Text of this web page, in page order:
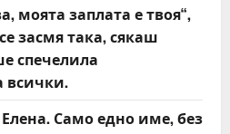
моята заплата е твоя“,
засмя така, сякаш
спечелила
всички.
Само едно име, без